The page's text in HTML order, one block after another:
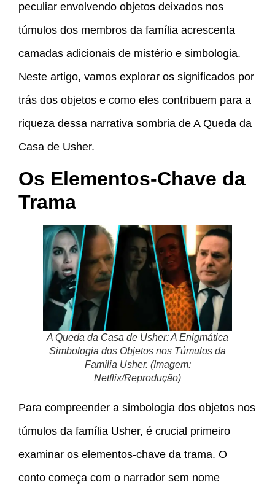
peculiar envolvendo objetos deixados nos
túmulos dos membros da família acrescenta
camadas adicionais de mistério e simbologia.
Neste artigo, vamos explorar os significados por
trás dos objetos e como eles contribuem para a
riqueza dessa narrativa sombria de A Queda da
Casa de Usher.
Os Elementos-Chave da
Trama
A Queda da Casa de Usher: A Enigmática
Simbologia dos Objetos nos Túmulos da
Família Usher. (Imagem:
Netflix/Reprodução)
Para compreender a simbologia dos objetos nos
túmulos da família Usher, é crucial primeiro
examinar os elementos-chave da trama. O
conto começa com o narrador sem nome